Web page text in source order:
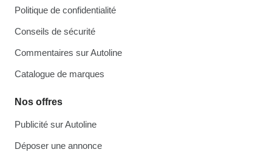
Politique de confidentialité
Conseils de sécurité
Commentaires sur Autoline
Catalogue de marques
Nos offres
Publicité sur Autoline
Déposer une annonce